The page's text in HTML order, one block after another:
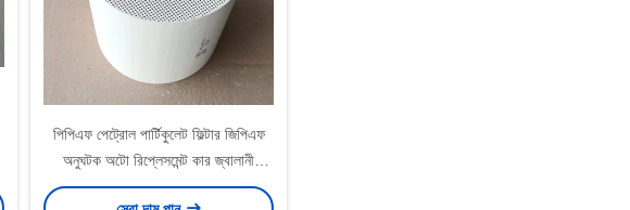
পিপিএফ পেট্রোল পার্টিকুলেট ফিল্টার জিপিএফ
অনুঘটক অটো রিপ্লেসমেন্ট কার জ্বালানী
অনুঘটক